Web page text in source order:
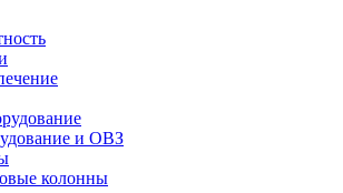
и ОВЗ
колонны